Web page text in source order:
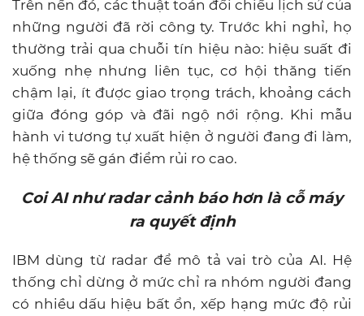
Trên nền đó, các thuật toán đối chiếu lịch sử của
những người đã rời công ty. Trước khi nghỉ, họ
thường trải qua chuỗi tín hiệu nào: hiệu suất đi
xuống nhẹ nhưng liên tục, cơ hội thăng tiến
chậm lại, ít được giao trọng trách, khoảng cách
giữa đóng góp và đãi ngộ nới rộng. Khi mẫu
hành vi tương tự xuất hiện ở người đang đi làm,
hệ thống sẽ gán điểm rủi ro cao.
Coi AI như radar cảnh báo hơn là cỗ máy
ra quyết định
IBM dùng từ radar để mô tả vai trò của AI. Hệ
thống chỉ dừng ở mức chỉ ra nhóm người đang
có nhiều dấu hiệu bất ổn, xếp hạng mức độ rủi